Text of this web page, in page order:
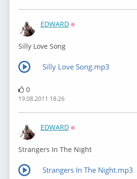
EDWARD
Silly Love Song
Silly Love Song.mp3
0
19.08.2011 18:26
EDWARD
Strangers In The Night
Strangers In The Night.mp3